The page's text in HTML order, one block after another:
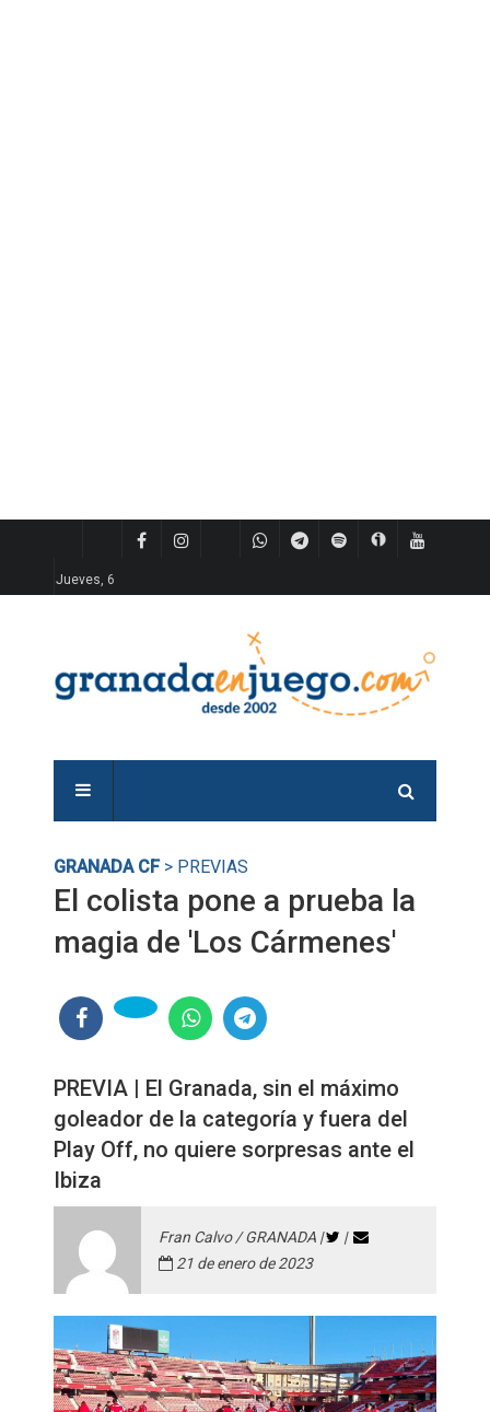
Jueves, 6
GRANADA CF> PREVIAS
El colista pone a prueba la
magia de 'Los Cármenes'
PREVIA | El Granada, sin el máximo
goleador de la categoría y fuera del
Play Off, no quiere sorpresas ante el
Ibiza
Fran Calvo / GRANADA |
|
21 de enero de 2023